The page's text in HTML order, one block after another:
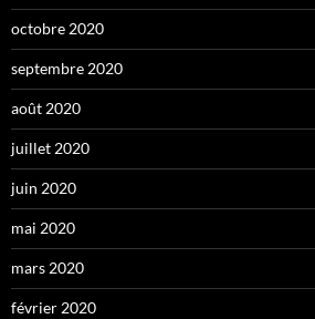
octobre 2020
septembre 2020
août 2020
juillet 2020
juin 2020
mai 2020
mars 2020
février 2020